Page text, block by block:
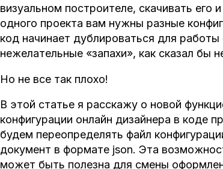
визуальном построителе, скачивать его
одного проекта вам нужны разные
код начинает дублироваться для
нежелательные «запахи», как сказал бы
Но не все так плохо!
В этой статье я расскажу о новой
конфигурации онлайн дизайнера в коде
будем переопределять файл
документ в формате json. Эта
может быть полезна для смены